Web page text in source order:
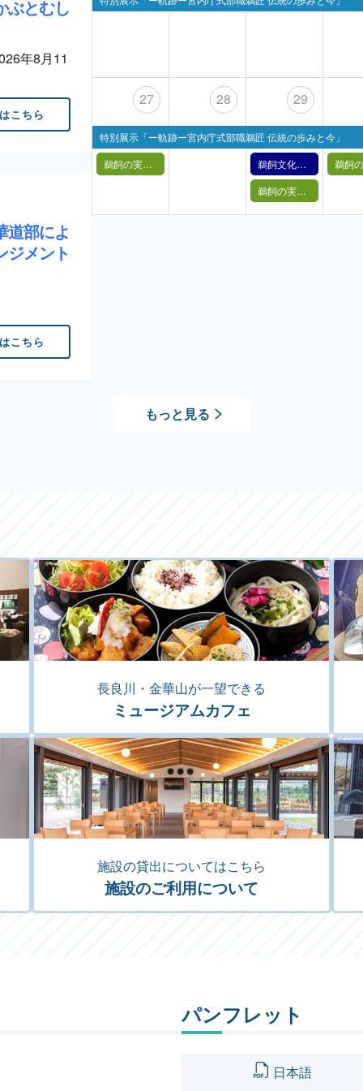
ぶとむし
年8月11
こちら
道部によ
ジメント
こちら
27
特別展示「ー軌跡ー宮内庁式部職鵜匠 伝統の歩みと今」
鵜飼の実演【 4月27日(月) 】
28 29
鵜飼文化の紹介【4月29日】（2026年）
鵜飼の実演【 4月29日(水祝) 】
もっと見る
長良川・金華山が一望できる
ミュージアムカフェ
施設の貸出についてはこちら
施設のご利用について
パンフレット
日本語